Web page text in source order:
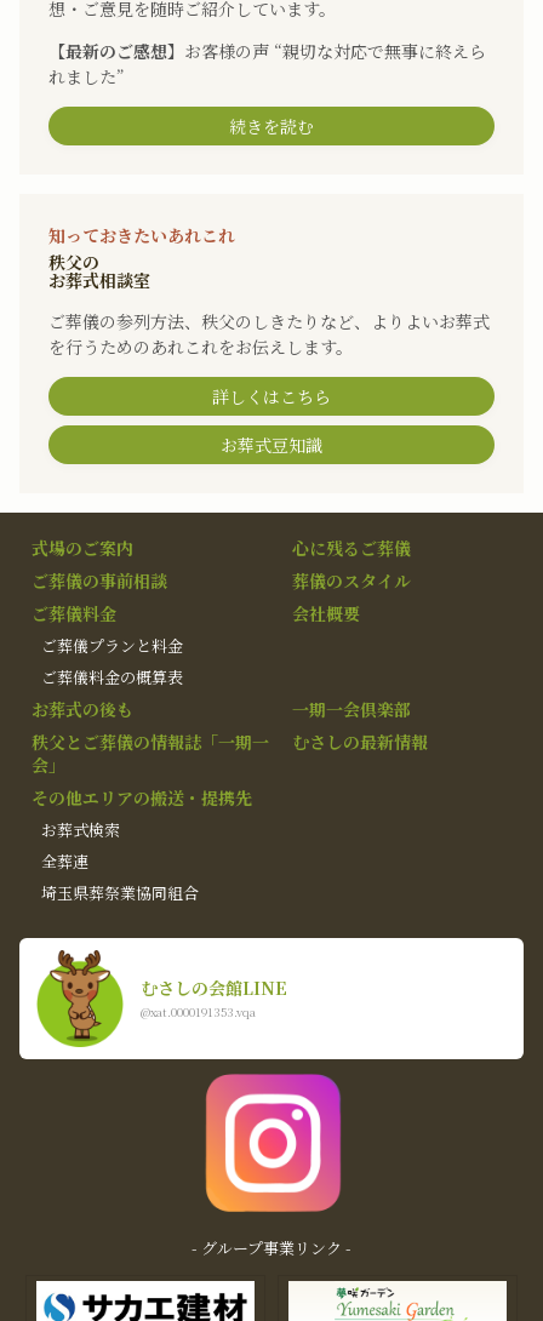
想・ご意見を随時ご紹介しています。
【最新のご感想】 お客様の声 “親切な対応で無事に終えら
れました”
続きを読む
知っておきたいあれこれ
秩父の
お葬式相談室
ご葬儀の参列方法、秩父のしきたりなど、よりよいお葬式
を行うためのあれこれをお伝えします。
詳しくはこちら
お葬式豆知識
式場のご案内
心に残るご葬儀
ご葬儀の事前相談
葬儀のスタイル
ご葬儀料金
ご葬儀プランと料金
ご葬儀料金の概算表
会社概要
お葬式の後も
一期一会倶楽部
秩父とご葬儀の情報誌「一期一
会」
むさしの最新情報
その他エリアの搬送・提携先
お葬式検索
全葬連
埼玉県葬祭業協同組合
むさしの会館LINE
@xat.0000191353.vqa
- グループ事業リンク -